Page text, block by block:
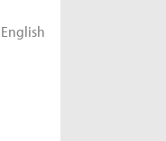
English